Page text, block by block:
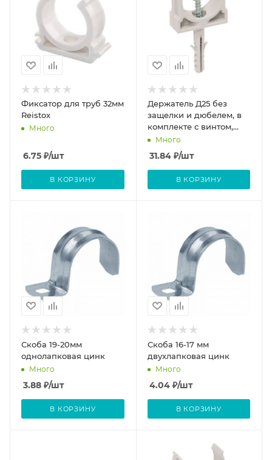
Фиксатор для труб 32мм
Reistox
Много
6.75 ₽/шт
В КОРЗИНУ
Держатель Д25 без
защелки и дюбелем, в
комплекте с винтом,
нейлон
Много
31.84₽/шт
В КОРЗИНУ
Скоба 19-20мм
однолапковая цинк
Много
3.88 ₽/шт
В КОРЗИНУ
Скоба 16-17 мм
двухлапковая цинк
Много
4.04₽/шт
В КОРЗИНУ